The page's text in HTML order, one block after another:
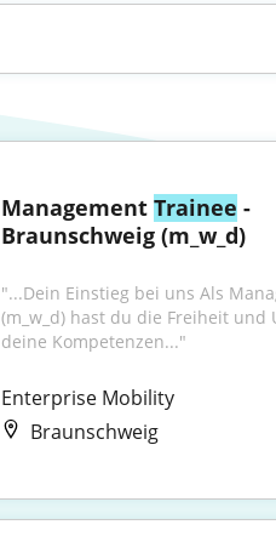
Management Trainee -
Braunschweig (m_w_d)
"...Dein Einstieg bei uns Als
(m_w_d) hast du die Freiheit und
deine Kompetenzen..."
Enterprise Mobility
Braunschweig